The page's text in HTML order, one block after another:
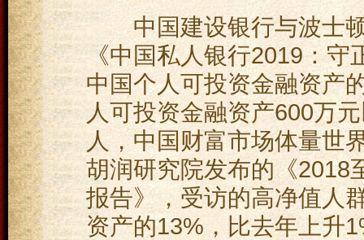
中国建设银行与波士顿
《中国私人银行2019：
中国个人可投资金融资产
人可投资金融资产600万
人，中国财富市场体量世
胡润研究院发布的《
报告》，受访的高净值人
资产的13%，比去年上升